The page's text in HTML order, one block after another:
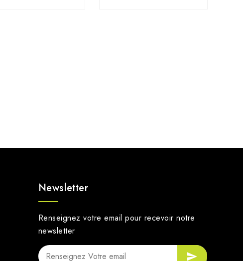
Newsletter
Renseignez votre email pour recevoir notre
newsletter